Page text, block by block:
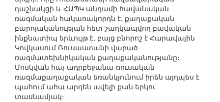
դաշնակցի և ՀԱՊԿ անդամի հավանական
ռազմական հակառակորդն է, քաղաքական
բարոյականության հետ շաղկապվող բավական
ինքնատիպ երևույթ է, բայց բնորոշ է Հարավային
Կովկասում Ռուսաստանի վարած
ռազմատեխնիկական քաղաքականությանը։
Մոսկվան հայ-ադրբեջանա-ռուսական
ռազմաքաղաքական եռանկյունում իրեն այդպես է
պահում ահա արդեն ավելի քան երկու
տասնամյակ։